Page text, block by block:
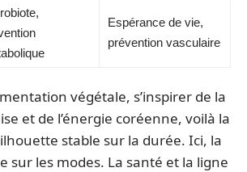
Espérance de vie,
prévention vasculaire
végétale, s’inspirer de la
et de l’énergie coréenne, voilà la
stable sur la durée. Ici, la
sur les modes. La santé et la ligne